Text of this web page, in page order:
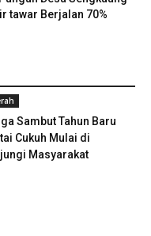
tawar Berjalan 70%
Sambut Tahun Baru
Cukuh Mulai di
Masyarakat